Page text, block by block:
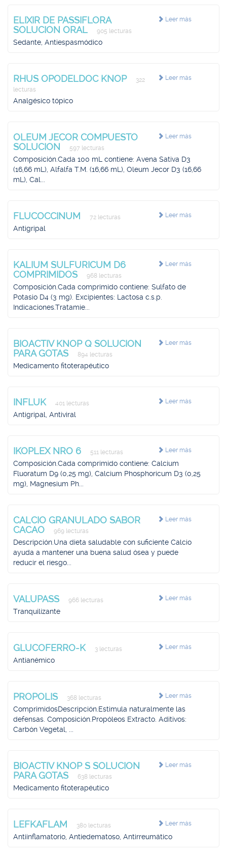
Leer más
ELIXIR DE PASSIFLORA
SOLUCION ORAL
905 lecturas
Sedante, Antiespasmódico
Leer más
RHUS OPODELDOC KNOP
322
lecturas
Analgésico tópico
Leer más
OLEUM JECOR COMPUESTO
SOLUCION
597 lecturas
Composición.Cada 100 mL contiene: Avena Sativa D3
(16,66 mL), Alfalfa T.M. (16,66 mL), Oleum Jecor D3 (16,66
mL), Cal...
Leer más
FLUCOCCINUM 72 lecturas
Antigripal
Leer más
KALIUM SULFURICUM D6
COMPRIMIDOS
968 lecturas
Composición.Cada comprimido contiene: Sulfato de
Potasio D4 (3 mg). Excipientes: Lactosa c.s.p.
Indicaciones.Tratamie...
Leer más
BIOACTIV KNOP Q SOLUCION
PARA GOTAS
894 lecturas
Medicamento fitoterapéutico
Leer más
INFLUK 401 lecturas
Antigripal, Antiviral
Leer más
IKOPLEX NRO 6 511 lecturas
Composición.Cada comprimido contiene: Calcium
Fluoratum D9 (0,25 mg), Calcium Phosphoricum D3 (0,25
mg), Magnesium Ph...
Leer más
CALCIO GRANULADO SABOR
CACAO
969 lecturas
Descripción.Una dieta saludable con suficiente Calcio
ayuda a mantener una buena salud ósea y puede
reducir el riesgo...
Leer más
VALUPASS 966 lecturas
Tranquilizante
Leer más
GLUCOFERRO-K 3 lecturas
Antianémico
Leer más
PROPOLIS 368 lecturas
ComprimidosDescripción.Estimula naturalmente las
defensas. Composición.Propóleos Extracto. Aditivos:
Carbón Vegetal, ...
Leer más
BIOACTIV KNOP S SOLUCION
PARA GOTAS
638 lecturas
Medicamento fitoterapéutico
Leer más
LEFKAFLAM 380 lecturas
Antiinflamatorio, Antiedematoso, Antirreumático